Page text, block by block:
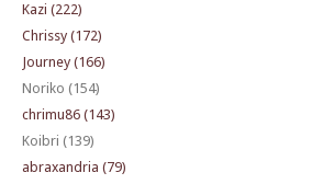
Kazi (222)
Chrissy (172)
Journey (166)
Noriko (154)
chrimu86 (143)
Koibri (139)
abraxandria (79)